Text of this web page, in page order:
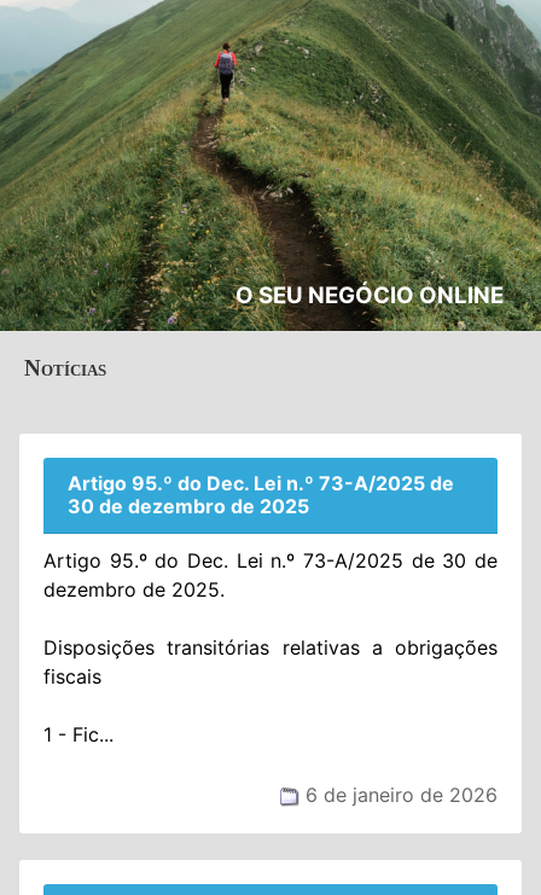
O SEU NEGÓCIO ONLINE
Notícias
Artigo 95.º do Dec. Lei n.º 73-A/2025 de
30 de dezembro de 2025
Artigo 95.º do Dec. Lei n.º 73-A/2025 de 30 de
dezembro de 2025.
Disposições transitórias relativas a obrigações
fiscais
1 - Fic...
6 de janeiro de 2026